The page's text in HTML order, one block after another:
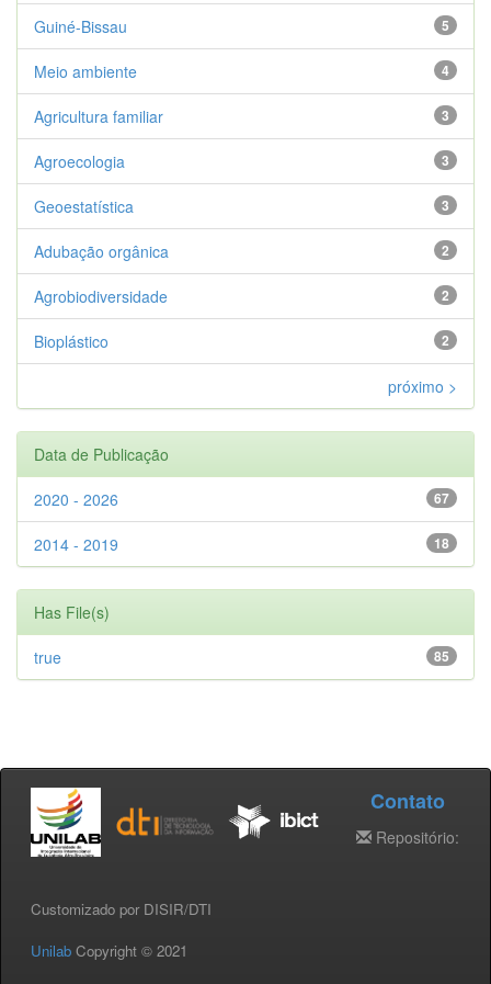
5
Guiné-Bissau
4
Meio ambiente
3
Agricultura familiar
3
Agroecologia
3
Geoestatística
2
Adubação orgânica
2
Agrobiodiversidade
2
Bioplástico
próximo >
Data de Publicação
67
2020 - 2026
18
2014 - 2019
Has File(s)
85
true
Customizado por DISIR/DTI
Unilab Copyright © 2021
Contato
Repositório: